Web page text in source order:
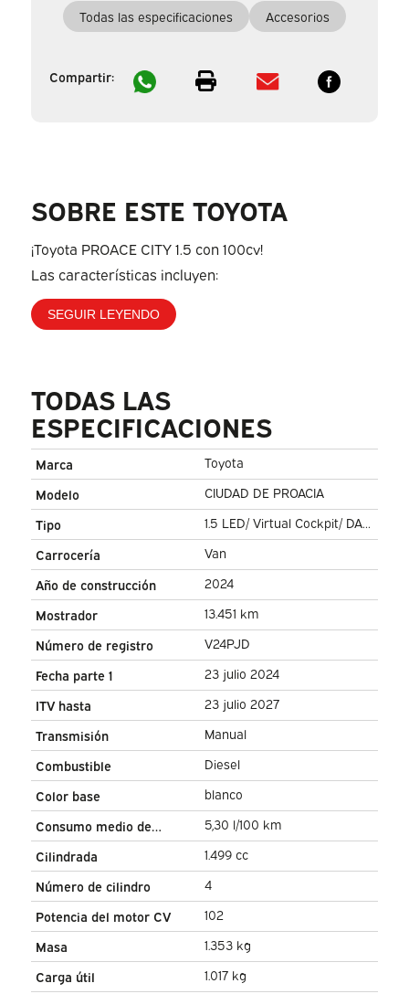
Todas las especificaciones Accesorios
Compartir:
SOBRE ESTE TOYOTA
¡Toyota PROACE CITY 1.5 con 100cv!
Las características incluyen:
SEGUIR LEYENDO
TODAS LAS
ESPECIFICACIONES
Marca
Toyota
Modelo
CIUDAD DE PROACIA
Tipo
1.5 LED/ Virtual Cockpit/ DAB/
PDC/ Cruise/ Airco
Carrocería
Van
Año de construcción
2024
Mostrador
13.451 km
Número de registro
V24PJD
Fecha parte 1
23 julio 2024
ITV hasta
23 julio 2027
Transmisión
Manual
Combustible
Diesel
Color base
blanco
Consumo medio de
combustible
5,30 l/100 km
Cilindrada
1.499 cc
Número de cilindro
4
Potencia del motor CV
102
Masa
1.353 kg
Carga útil
1.017 kg